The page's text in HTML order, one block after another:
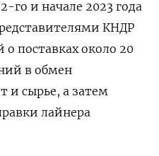
го и начале 2023 года
КНДР
о поставках около 20
в обмен
и сырье, а затем
лайнера